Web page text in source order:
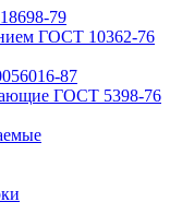
79
ГОСТ 10362-76
87
ГОСТ 5398-76